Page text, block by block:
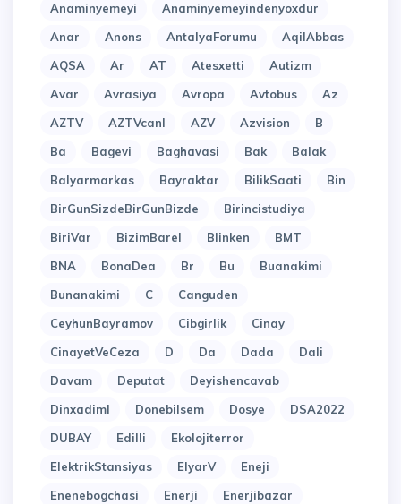
Anaminyemeyi
Anaminyemeyindenyoxdur
Anar
Anons AntalyaForumu
AqilAbbas
AQSA
Ar AT Atesxetti
Autizm
Avar
Avrasiya Avropa Avtobus
Az
AZTV
AZTVcanl AZV Azvision
B
Ba
Bagevi Baghavasi Bak
Balak
Balyarmarkas
Bayraktar BilikSaati
Bin
BirGunSizdeBirGunBizde
Birincistudiya
BiriVar
BizimBarel Blinken
BMT
BNA
BonaDea Br Bu
Buanakimi
Bunanakimi
C
Canguden
CeyhunBayramov
Cibgirlik
Cinay
CinayetVeCeza
D Da Dada
Dali
Davam
Deputat
Deyishencavab
Dinxadiml
Donebilsem Dosye
DSA2022
DUBAY
Edilli
Ekolojiterror
ElektrikStansiyas
ElyarV
Eneji
Enenebogchasi
Enerji
Enerjibazar